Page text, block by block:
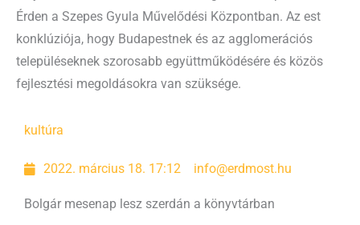
Érden a Szepes Gyula Művelődési Központban. Az est
konklúziója, hogy Budapestnek és az agglomerációs
településeknek szorosabb együttműködésére és közös
fejlesztési megoldásokra van szüksége.
kultúra
2022. március 18. 17:12 info@erdmost.hu
Bolgár mesenap lesz szerdán a könyvtárban